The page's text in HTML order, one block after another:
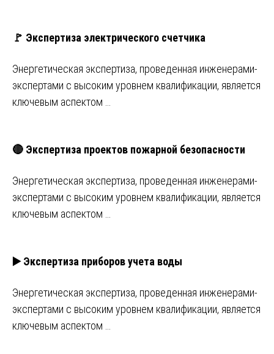
🚩 Экспертиза электрического счетчика
Энергетическая экспертиза, проведенная инженерами-
экспертами с высоким уровнем квалификации, является
ключевым аспектом …
🔴 Экспертиза проектов пожарной безопасности
Энергетическая экспертиза, проведенная инженерами-
экспертами с высоким уровнем квалификации, является
ключевым аспектом …
▶️ Экспертиза приборов учета воды
Энергетическая экспертиза, проведенная инженерами-
экспертами с высоким уровнем квалификации, является
ключевым аспектом …